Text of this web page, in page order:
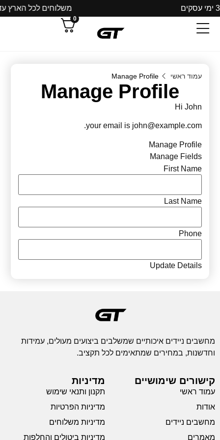
משלוחים לכל הארץ עד 3 ימי
0
עמוד ראשי Manage Profile
Manage Profile
Hi John
your email is john@example.com
.
Manage Profile
Manage Fields
First Name
Last Name
Phone
Update Details
מחשבים ניידים איכותיים שמשלבים ביצועים מעולים, עמידות
וחדשנות, במחירים שמתאימים לכל תקציב.
קישורים שימושיים
עמוד ראשי
אודות
מחשבים ניידים
מאמרים
מדיניות
תקנון ותנאי שימוש
מדיניות הפרטיות
מדיניות משלוחים
מדיניות ביטולים והחלפות